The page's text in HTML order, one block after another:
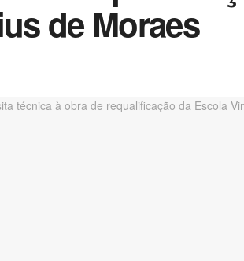
de Moraes